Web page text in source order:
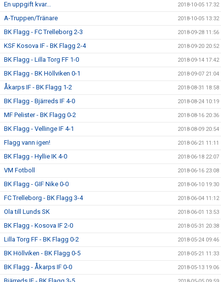
En uppgift kvar... 2018-10-05 17:32
A-Truppen/Tränare 2018-10-05 13:32
BK Flagg - FC Trelleborg 2-3 2018-09-28 11:56
KSF Kosova IF - BK Flagg 2-4 2018-09-20 20:52
BK Flagg - Lilla Torg FF 1-0 2018-09-14 17:42
BK Flagg - BK Höllviken 0-1 2018-09-07 21:04
Åkarps IF - BK Flagg 1-2 2018-08-31 18:58
BK Flagg - Bjärreds IF 4-0 2018-08-24 10:19
MF Pelister - BK Flagg 0-2 2018-08-16 20:36
BK Flagg - Vellinge IF 4-1 2018-08-09 20:54
Flagg vann igen! 2018-06-21 11:11
BK Flagg - Hyllie IK 4-0 2018-06-18 22:07
VM Fotboll 2018-06-16 23:08
BK Flagg - GIF Nike 0-0 2018-06-10 19:30
FC Trelleborg - BK Flagg 3-4 2018-06-04 11:12
Ola till Lunds SK 2018-06-01 13:53
BK Flagg - Kosova IF 2-0 2018-05-31 20:38
Lilla Torg FF - BK Flagg 0-2 2018-05-24 09:46
BK Höllviken - BK Flagg 0-5 2018-05-21 11:33
BK Flagg - Åkarps IF 0-0 2018-05-13 19:06